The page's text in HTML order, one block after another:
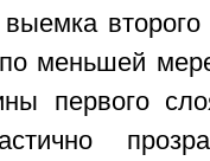
второго
меньшей
первого